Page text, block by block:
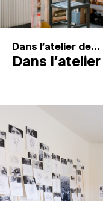
Dans l'atelier de...
Dans